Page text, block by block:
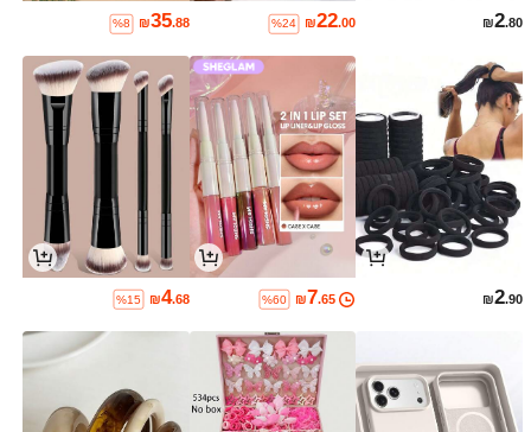
₪2.80
₪22.00
%24
₪35.88
%8
₪2.90
₪7.65
%60
₪4.68
%15